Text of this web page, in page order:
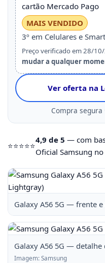
cartão Mercado Pago
MAIS VENDIDO
3º em Celulares e
Preço verificado em 28/
mudar a qualquer
Ver oferta na
Compra segura
⭐⭐⭐⭐⭐
4,9 de 5 — com
Oficial Samsung
Galaxy A56 5G — frente e
Galaxy A56 5G —
Imagem: Samsung